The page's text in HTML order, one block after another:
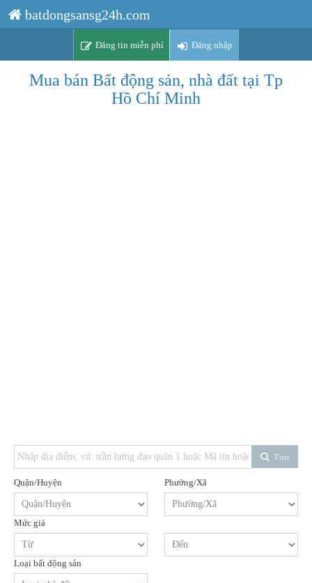
batdongsansg24h.com
Đăng tin miễn phí Đăng nhập
Mua bán Bất động sản, nhà đất tại Tp
Hồ Chí Minh
Tìm
Quận/Huyện Phường/Xã
Mức giá
Loại bất động sản